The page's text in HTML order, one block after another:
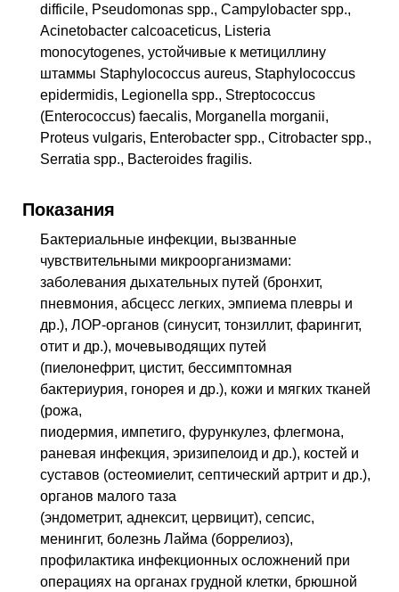
difficile, Pseudomonas spp., Campylobacter spp.,
Acinetobacter calcoaceticus, Listeria
monocytogenes, устойчивые к метициллину
штаммы Staphylococcus aureus, Staphylococcus
epidermidis, Legionella spp., Streptococcus
(Enterococcus) faecalis, Morganella morganii,
Proteus vulgaris, Enterobacter spp., Citrobacter spp.,
Serratia spp., Bacteroides fragilis.
Показания
Бактериальные инфекции, вызванные
чувствительными микроорганизмами:
заболевания дыхательных путей (бронхит,
пневмония, абсцесс легких, эмпиема плевры и
др.), ЛОР-органов (синусит, тонзиллит, фарингит,
отит и др.), мочевыводящих путей
(пиелонефрит, цистит, бессимптомная
бактериурия, гонорея и др.), кожи и мягких тканей
(рожа,
пиодермия, импетиго, фурункулез, флегмона,
раневая инфекция, эризипелоид и др.), костей и
суставов (остеомиелит, септический артрит и др.),
органов малого таза
(эндометрит, аднексит, цервицит), сепсис,
менингит, болезнь Лайма (боррелиоз),
профилактика инфекционных осложнений при
операциях на органах грудной клетки, брюшной